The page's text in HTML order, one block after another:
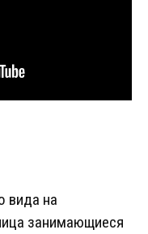
вида на
занимающиеся